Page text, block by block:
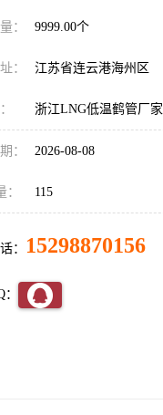
： 9999.00个
： 江苏省连云港海州区
浙江LNG低温鹤管厂家
： 2026-08-08
： 115
： 15298870156